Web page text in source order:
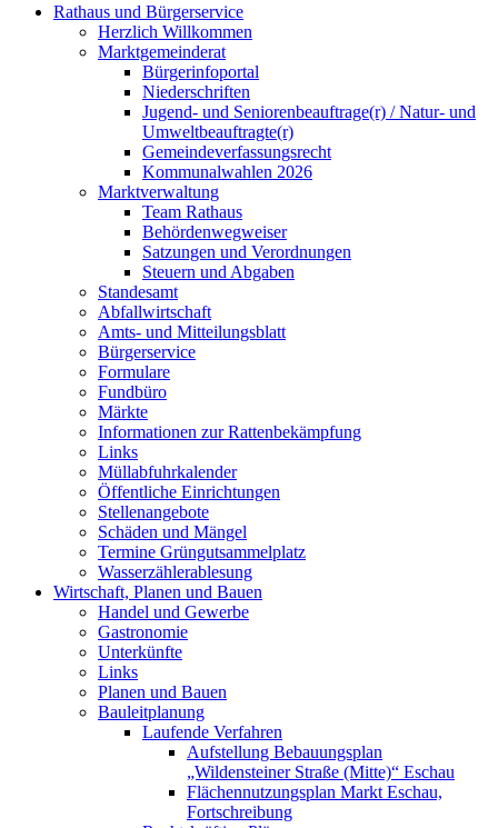
Rathaus und Bürgerservice
Herzlich Willkommen
Marktgemeinderat
Bürgerinfoportal
Niederschriften
Jugend- und Seniorenbeauftrage(r) / Natur- und
Umweltbeauftragte(r)
Gemeindeverfassungsrecht
Kommunalwahlen 2026
Marktverwaltung
Team Rathaus
Behördenwegweiser
Satzungen und Verordnungen
Steuern und Abgaben
Standesamt
Abfallwirtschaft
Amts- und Mitteilungsblatt
Bürgerservice
Formulare
Fundbüro
Märkte
Informationen zur Rattenbekämpfung
Links
Müllabfuhrkalender
Öffentliche Einrichtungen
Stellenangebote
Schäden und Mängel
Termine Grüngutsammelplatz
Wasserzählerablesung
Wirtschaft, Planen und Bauen
Handel und Gewerbe
Gastronomie
Unterkünfte
Links
Planen und Bauen
Bauleitplanung
Laufende Verfahren
Aufstellung Bebauungsplan
„Wildensteiner Straße (Mitte)“ Eschau
Flächennutzungsplan Markt Eschau,
Fortschreibung